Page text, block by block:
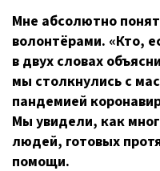
Мне абсолютно
волонтёрами. «Кто,
в двух словах
мы столкнулись с
пандемией
Мы увидели, как
людей, готовых
помощи.